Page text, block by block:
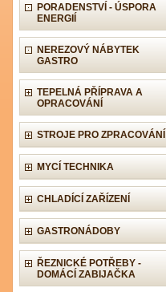
PORADENSTVÍ - ÚSPORA
ENERGIÍ
NEREZOVÝ NÁBYTEK
GASTRO
TEPELNÁ PŘÍPRAVA A
OPRACOVÁNÍ
STROJE PRO ZPRACOVÁNÍ
MYCÍ TECHNIKA
CHLADÍCÍ ZAŘÍZENÍ
GASTRONÁDOBY
ŘEZNICKÉ POTŘEBY -
DOMÁCÍ ZABIJAČKA